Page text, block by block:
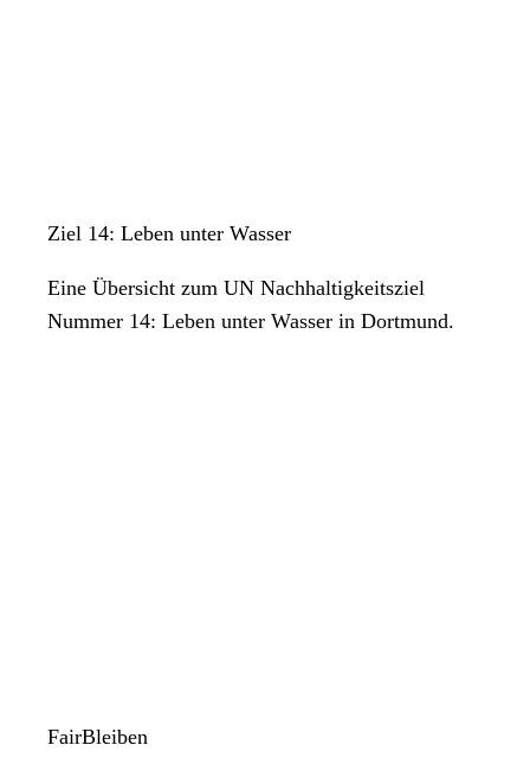
Ziel 14: Leben unter Wasser
Eine Übersicht zum UN Nachhaltigkeitsziel
Nummer 14: Leben unter Wasser in Dortmund.
FairBleiben